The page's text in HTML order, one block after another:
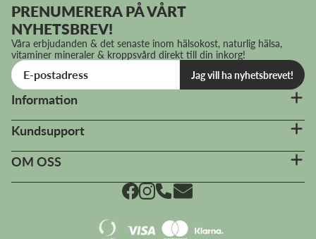
PRENUMERERA PÅ VÅRT
NYHETSBREV!
Våra erbjudanden & det senaste inom hälsokost, naturlig hälsa,
vitaminer mineraler & kroppsvård direkt till din inkorg!
Jag vill ha nyhetsbrevet!
Information
Kundsupport
OM OSS